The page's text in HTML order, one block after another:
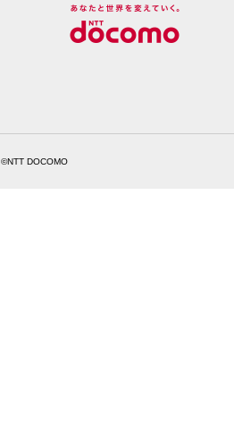
©NTT DOCOMO